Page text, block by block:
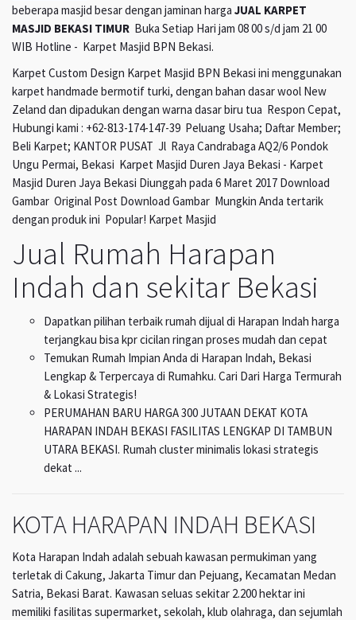
beberapa masjid besar dengan jaminan harga JUAL KARPET
MASJID BEKASI TIMUR Buka Setiap Hari jam 08 00 s/d jam 21 00
WIB Hotline - Karpet Masjid BPN Bekasi.
Karpet Custom Design Karpet Masjid BPN Bekasi ini menggunakan
karpet handmade bermotif turki, dengan bahan dasar wool New
Zeland dan dipadukan dengan warna dasar biru tua Respon Cepat,
Hubungi kami : +62-813-174-147-39 Peluang Usaha; Daftar Member;
Beli Karpet; KANTOR PUSAT Jl Raya Candrabaga AQ2/6 Pondok
Ungu Permai, Bekasi Karpet Masjid Duren Jaya Bekasi - Karpet
Masjid Duren Jaya Bekasi Diunggah pada 6 Maret 2017 Download
Gambar Original Post Download Gambar Mungkin Anda tertarik
dengan produk ini Popular! Karpet Masjid
Jual Rumah Harapan
Indah dan sekitar Bekasi
Dapatkan pilihan terbaik rumah dijual di Harapan Indah harga
terjangkau bisa kpr cicilan ringan proses mudah dan cepat
Temukan Rumah Impian Anda di Harapan Indah, Bekasi
Lengkap & Terpercaya di Rumahku. Cari Dari Harga Termurah
& Lokasi Strategis!
PERUMAHAN BARU HARGA 300 JUTAAN DEKAT KOTA
HARAPAN INDAH BEKASI FASILITAS LENGKAP DI TAMBUN
UTARA BEKASI. Rumah cluster minimalis lokasi strategis
dekat ...
KOTA HARAPAN INDAH BEKASI
Kota Harapan Indah adalah sebuah kawasan permukiman yang
terletak di Cakung, Jakarta Timur dan Pejuang, Kecamatan Medan
Satria, Bekasi Barat. Kawasan seluas sekitar 2.200 hektar ini
memiliki fasilitas supermarket, sekolah, klub olahraga, dan sejumlah